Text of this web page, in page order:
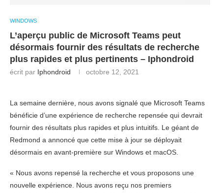
WINDOWS
L’aperçu public de Microsoft Teams peut
désormais fournir des résultats de recherche
plus rapides et plus pertinents – Iphondroid
écrit par Iphondroid octobre 12, 2021
La semaine dernière, nous avons signalé que Microsoft Teams
bénéficie d’une expérience de recherche repensée qui devrait
fournir des résultats plus rapides et plus intuitifs. Le géant de
Redmond a annoncé que cette mise à jour se déployait
désormais en avant-première sur Windows et macOS.
« Nous avons repensé la recherche et vous proposons une
nouvelle expérience. Nous avons reçu nos premiers